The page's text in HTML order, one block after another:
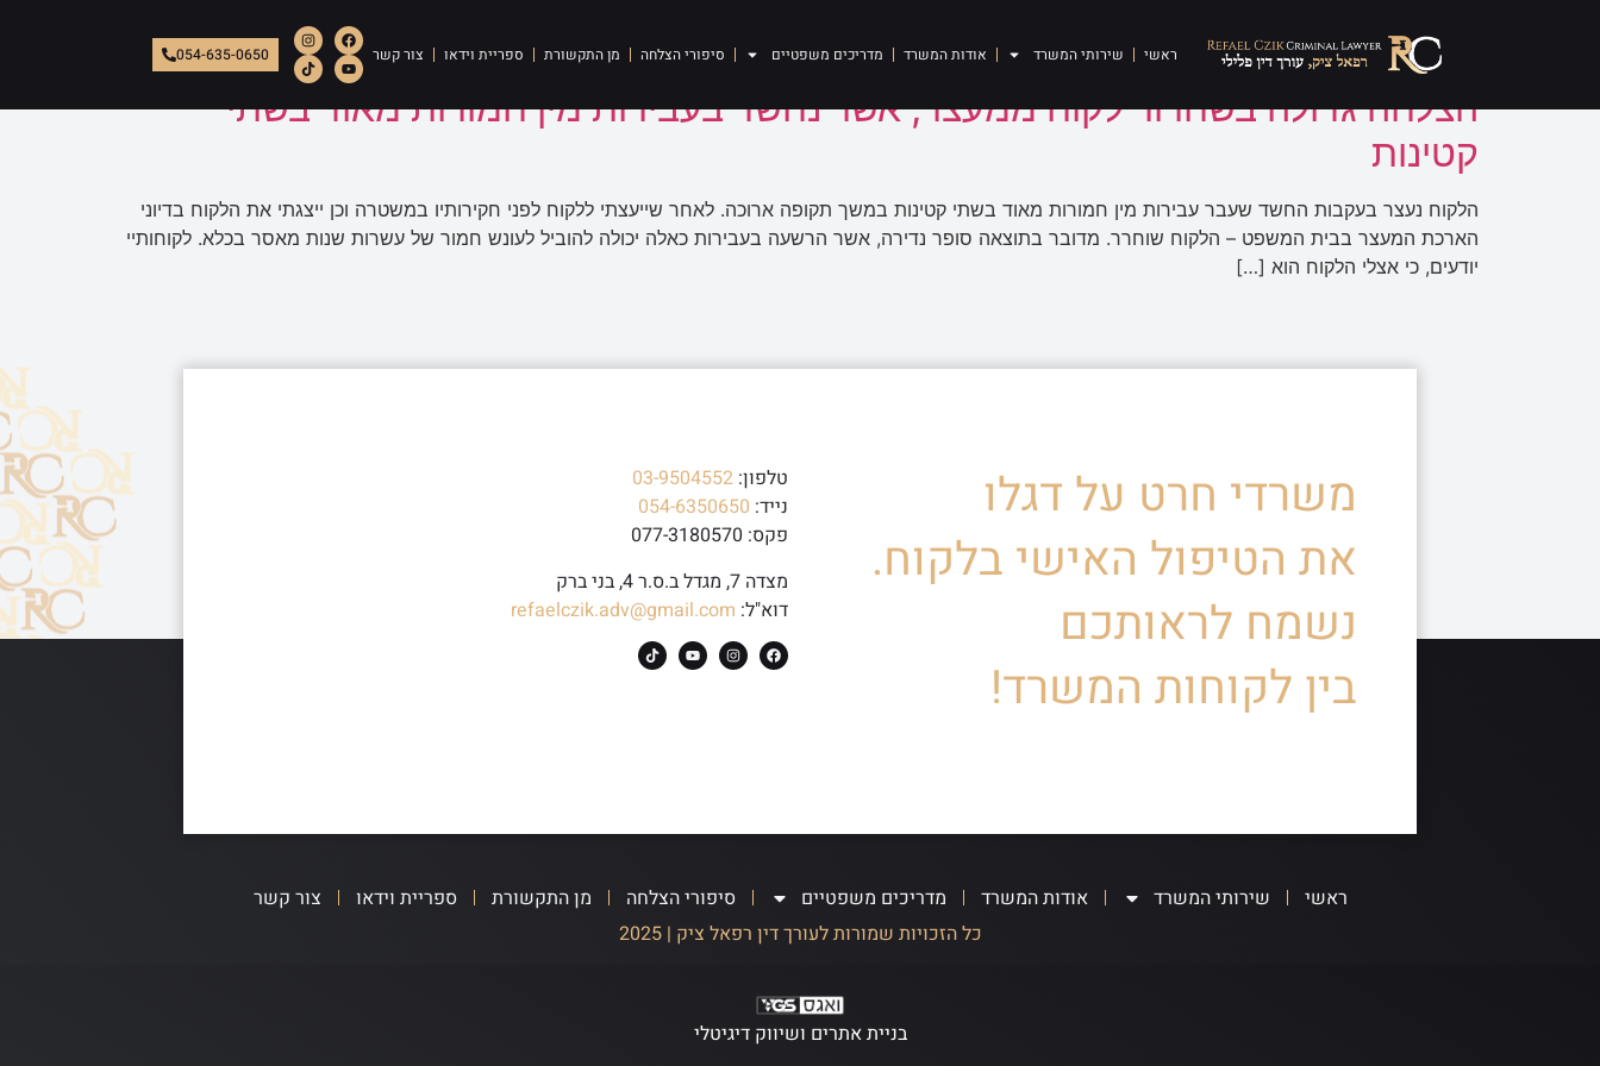
ראשי שירותי המשרד אודות המשרד מדריכים משפטיים סיפורי הצלחה מן התקשורת ספריית וידאו צור קשר 054-635-0650 תגית:עבירות מין בקטינה
הצלחה גדולה בשחרור לקוח ממעצר, אשר נחשד בעבירות מין חמורות מאוד בשתי
קטינות
הלקוח נעצר בעקבות החשד שעבר עבירות מין חמורות מאוד בשתי קטינות במשך תקופה ארוכה. לאחר שייעצתי ללקוח לפני חקירותיו במשטרה וכן ייצגתי את הלקוח בדיוני
הארכת המעצר בבית המשפט – הלקוח שוחרר. מדובר בתוצאה סופר נדירה, אשר הרשעה בעבירות כאלה יכולה להוביל לעונש חמור של עשרות שנות מאסר בכלא. לקוחותיי
יודעים, כי אצלי הלקוח הוא […]
משרדי חרט על דגלו
את הטיפול האישי בלקוח.
נשמח לראותכם
בין לקוחות המשרד!
טלפון: 03-9504552
נייד: 054-6350650
פקס: 077-3180570
מצדה 7, מגדל ב.ס.ר 4, בני ברק
דוא"ל: refaelczik.adv@gmail.com
ראשי שירותי המשרד אודות המשרד מדריכים משפטיים סיפורי הצלחה מן התקשורת ספריית וידאו
צור קשר
כל הזכויות שמורות לעורך דין רפאל ציק | 2025
בניית אתרים ושיווק דיגיטלי